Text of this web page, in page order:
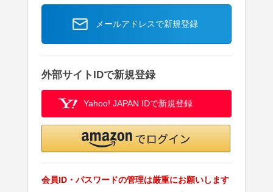
メールアドレスで新規登録
外部サイトIDで新規登録
Yahoo! JAPAN IDで新規登録
会員ID・パスワードの管理は厳重にお願いします